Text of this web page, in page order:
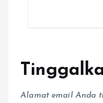
Alamat email Anda